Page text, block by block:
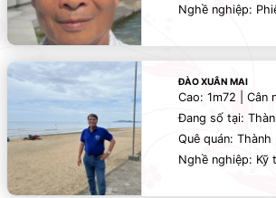
Nghề nghiệp:
ĐÀO XUÂN MAI
Cao: 1m72 | Cân
Đang số tại:
Quê quán:
Nghề nghiệp: